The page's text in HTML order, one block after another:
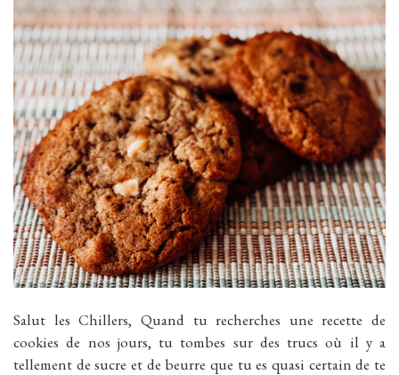
Salut les Chillers, Quand tu recherches une recette de
cookies de nos jours, tu tombes sur des trucs où il y a
tellement de sucre et de beurre que tu es quasi certain de te